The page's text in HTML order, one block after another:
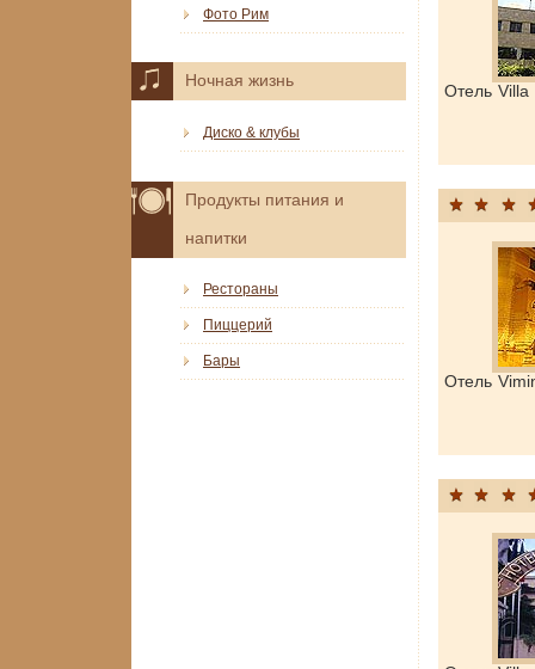
Отель
Отель
Фото Рим
Ночная жизнь
Диско & клубы
Продукты питания и
напитки
Рестораны
Пиццерий
Бары